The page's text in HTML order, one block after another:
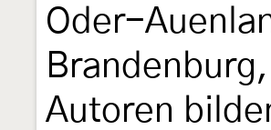
Oder-
Autoren